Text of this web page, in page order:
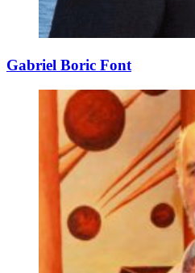
Gabriel Boric Font